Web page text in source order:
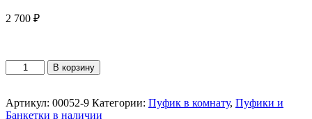
2 700 ₽
Количество
товара
под
ноги
В корзину
Артикул: 00052-9 Категории: Пуфик в комнату, Пуфики и
Банкетки в наличии